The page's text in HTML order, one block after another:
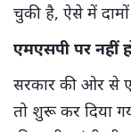
चुकी है, ऐसे में दामों
एमएसपी पर नहीं
सरकार की ओर से
तो शुरू कर दिया